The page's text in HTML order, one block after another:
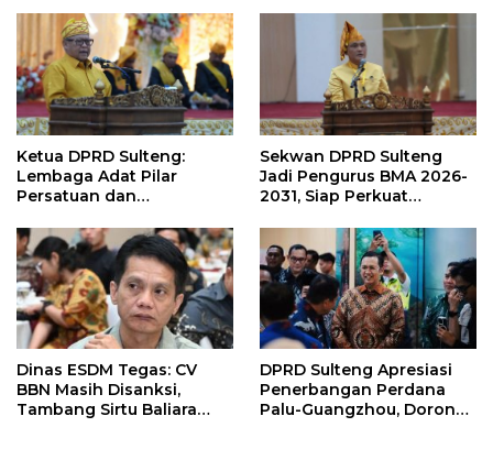
Ketua DPRD Sulteng:
Lembaga Adat Pilar
Persatuan dan
Sekwan DPRD Sulteng
Jadi Pengurus BMA 2026-
2031, Siap Perkuat
Dinas ESDM Tegas: CV
BBN Masih Disanksi,
Tambang Sirtu Baliara
DPRD Sulteng Apresiasi
Penerbangan Perdana
Palu-Guangzhou, Dorong